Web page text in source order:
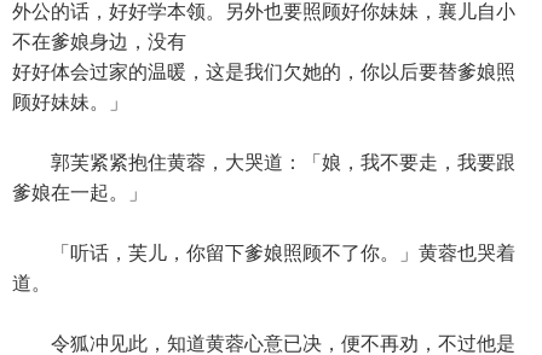
外公的话，好好学本领。另外也要照顾好你妹妹，襄儿自小
不在爹娘身边，没有
好好体会过家的温暖，这是我们欠她的，你以后要替爹娘照
顾好妹妹。」
郭芙紧紧抱住黄蓉，大哭道：「娘，我不要走，我要跟
爹娘在一起。」
「听话，芙儿，你留下爹娘照顾不了你。」黄蓉也哭着
道。
令狐冲见此，知道黄蓉心意已决，便不再劝，不过他是